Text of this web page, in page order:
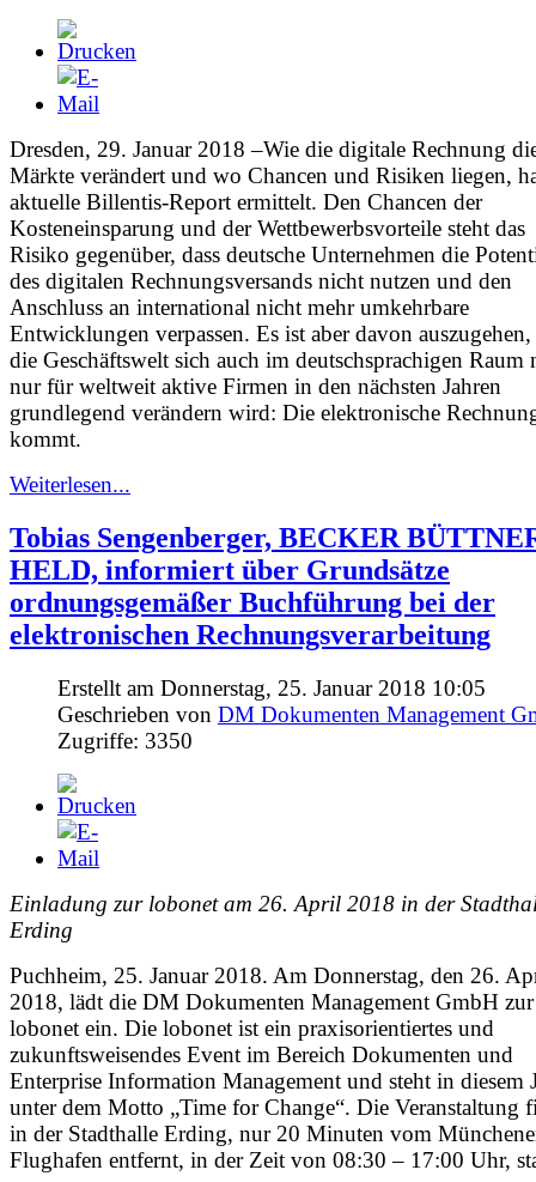
Dresden, 29. Januar 2018 –Wie die digitale Rechnung
Märkte verändert und wo Chancen und Risiken liegen,
aktuelle Billentis-Report ermittelt. Den Chancen der
Kosteneinsparung und der Wettbewerbsvorteile steht das
Risiko gegenüber, dass deutsche Unternehmen die
des digitalen Rechnungsversands nicht nutzen und den
Anschluss an international nicht mehr umkehrbare
Entwicklungen verpassen. Es ist aber davon auszugehen,
die Geschäftswelt sich auch im deutschsprachigen Raum
nur für weltweit aktive Firmen in den nächsten Jahren
grundlegend verändern wird: Die elektronische
kommt.
Weiterlesen...
Tobias Sengenberger, BECKER
HELD, informiert über Grundsätze
ordnungsgemäßer Buchführung bei der
elektronischen Rechnungsverarbeitung
Erstellt am Donnerstag, 25. Januar 2018 10:05
Geschrieben von DM Dokumenten Management
Zugriffe: 3350
Einladung zur lobonet am 26. April 2018 in der
Erding
Puchheim, 25. Januar 2018. Am Donnerstag, den 26.
2018, lädt die DM Dokumenten Management GmbH zur
lobonet ein. Die lobonet ist ein praxisorientiertes und
zukunftsweisendes Event im Bereich Dokumenten und
Enterprise Information Management und steht in diesem
unter dem Motto „Time for Change“. Die Veranstaltung
in der Stadthalle Erding, nur 20 Minuten vom
Flughafen entfernt, in der Zeit von 08:30 – 17:00 Uhr,